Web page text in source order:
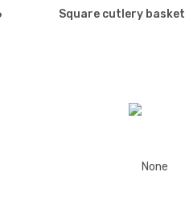
Square cutlery basket